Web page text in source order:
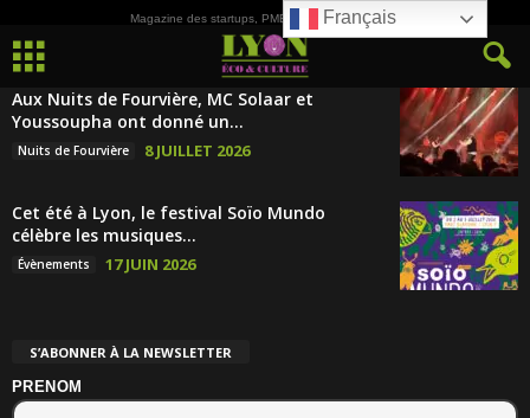
Magazine des startups, PME, ETI et de la Culture
Aux Nuits de Fourvière, MC Solaar et
Youssoupha ont donné un...
Nuits de Fourvière 8 JUILLET 2026
Cet été à Lyon, le festival Soïo Mundo
célèbre les musiques...
Évènements 17 JUIN 2026
S’ABONNER À LA NEWSLETTER
PRENOM
Français